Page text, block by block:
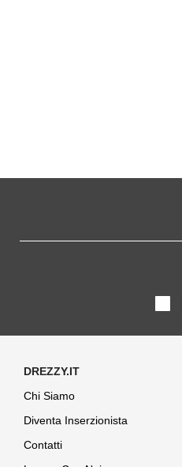
Chi Siamo
Diventa Inserzionista
Contatti